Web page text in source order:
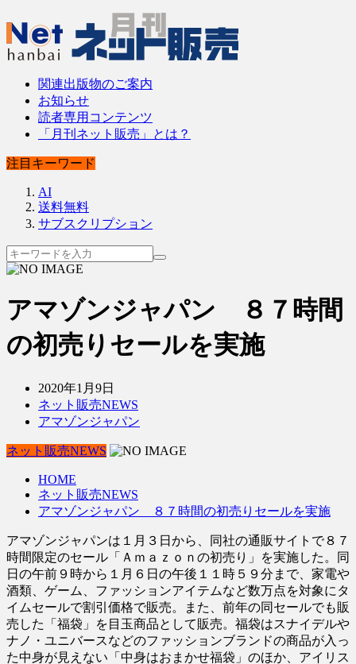
関連出版物のご案内
お知らせ
読者専用コンテンツ
「月刊ネット販売」とは？
注目キーワード
AI
送料無料
サブスクリプション
アマゾンジャパン ８７時間
の初売りセールを実施
2020年1月9日
ネット販売NEWS
アマゾンジャパン
ネット販売NEWS
HOME
ネット販売NEWS
アマゾンジャパン ８７時間の初売りセールを実施
アマゾンジャパンは１月３日から、同社の通販サイトで８７
時間限定のセール「Ａｍａｚｏｎの初売り」を実施した。同
日の午前９時から１月６日の午後１１時５９分まで、家電や
酒類、ゲーム、ファッションアイテムなど数万点を対象にタ
イムセールで割引価格で販売。また、前年の同セールでも販
売した「福袋」を目玉商品として販売。福袋はスナイデルや
ナノ・ユニバースなどのファッションブランドの商品が入っ
た中身が見えない「中身はおまかせ福袋」のほか、アイリス